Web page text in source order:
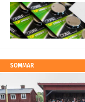
SOMMAR